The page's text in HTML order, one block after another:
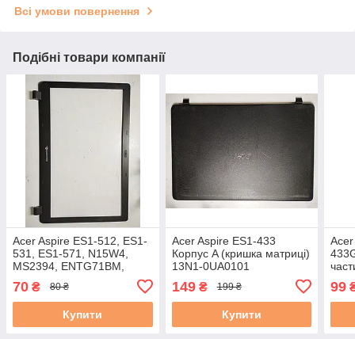
Всі умови повернення
Подібні товари компанії
Acer Aspire ES1-512, ES1-
531, ES1-571, N15W4,
MS2394, ENTG71BM,
MS2397 Корпус B (рамка
матриці) б/в #
70 ₴ 80 ₴
Купити
Acer Aspire ES1-433
Корпус A (кришка матриці)
13N1-0UA0101
149₴ 199 ₴
Купити
99